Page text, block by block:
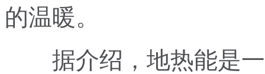
的温暖。
据介绍，地热能是一